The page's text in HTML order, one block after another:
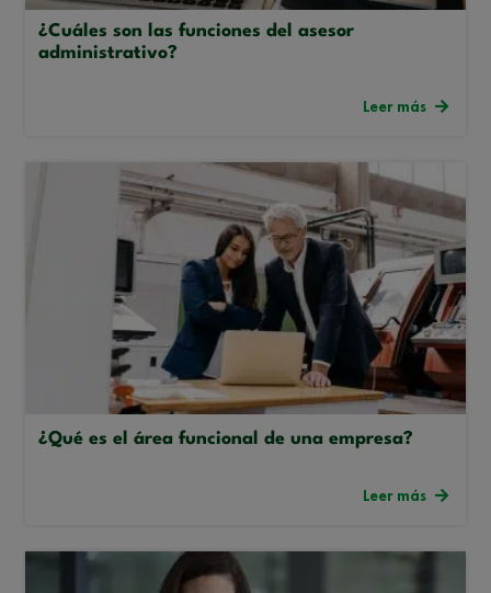
¿Cuáles son las funciones del asesor
administrativo?
Leer más
¿Qué es el área funcional de una empresa?
Leer más